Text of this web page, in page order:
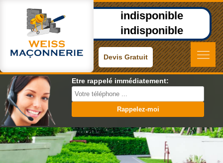
indisponible
indisponible
Devis Gratuit
Etre rappelé immédiatement: